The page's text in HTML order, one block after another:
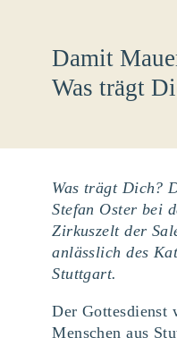
Damit
Was trägt
Was trägt Dich?
Stefan Oster bei
Zirkuszelt der
anlässlich des
Stuttgart.
Der Gottesdienst
Menschen aus